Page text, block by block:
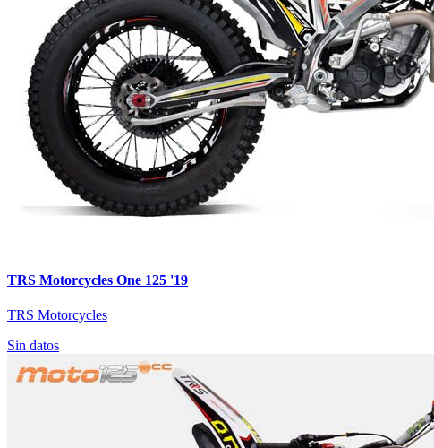
TRS Motorcycles One 125 '19
TRS Motorcycles
Sin datos